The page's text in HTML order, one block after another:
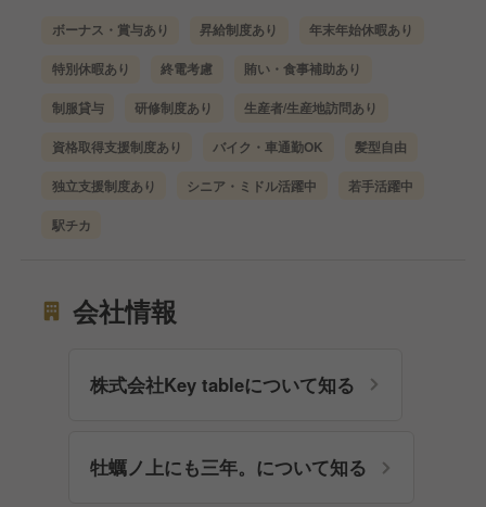
ボーナス・賞与あり 昇給制度あり 年末年始休暇あり
特別休暇あり 終電考慮 賄い・食事補助あり
制服貸与 研修制度あり 生産者/生産地訪問あり
資格取得支援制度あり バイク・車通勤OK 髪型自由
独立支援制度あり シニア・ミドル活躍中 若手活躍中
駅チカ
会社情報
株式会社Key tableについて知る
牡蠣ノ上にも三年。について知る